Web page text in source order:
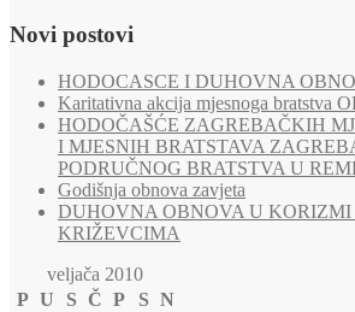
Novi postovi
HODOCASCE I DUHOVNA
Karitativna akcija mjesnoga bratstva
HODOČAŠĆE ZAGREBAČKIH
I MJESNIH BRATSTAVA
PODRUČNOG BRATSTVA U
Godišnja obnova zavjeta
DUHOVNA OBNOVA U KORIZMI
KRIŽEVCIMA
veljača 2010
P U S Č P S N